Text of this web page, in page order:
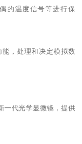
的温度信号等进行保
，处理和决定模拟数
一代光学显微镜，提供